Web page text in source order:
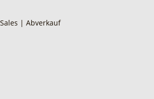
Sales | Abverkauf